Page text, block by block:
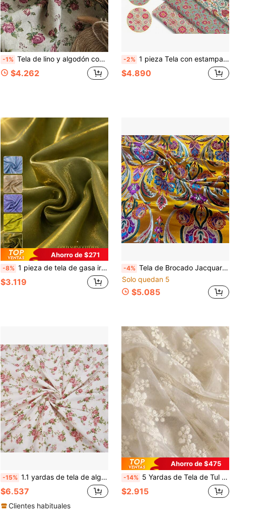
-1% Tela de lino y algodón con estampado floral de rosas románticas, tela texturizada transpirable, estampado floral de rosas vintage, tela ligera, adecuada para vestidos, camisas, faldas, decoración del hogar y proyectos de costura DIY
$4.262
-2% 1 pieza Tela con estampado floral vintage - 59 X 19.68 pulgadas (150 X 50 cm) Tela de poliéster precortada con patrón floral colorido - Adecuada para costura DIY, scrapbooking, manteles y manualidades
$4.890
Ahorro de $271
-8% 1 pieza de tela de gasa iridiscente brillante, tela ligera y brillante para confección de prendas DIY con brillo degradado para vestidos, vestidos de novia, ropa de noche, decoración de bodas y costura DIY
$3.119
-4% Tela de Brocado Jacquard Floral Vintage 75cm de Ancho, Tela Tejida con Flores Ornamentales de Colores Ricos y Llamativos Disponible en 50cm/1Yarda/3Yardas/5Yardas, Textil Damasco de Lujo para Disfraces Chaquetas Bolsos Costura DIY
Solo quedan 5
$5.085
-15% 1.1 yardas de tela de algodón estampada con flores, 63 pulgadas de ancho, patrón de rosas, tela precortada para acolchado hecho a mano, costura y decoración del hogar
$6.537
Clientes habituales
Ahorro de $475
-14% 5 Yardas de Tela de Tul Bordada con Flores Beige Elegante, Bordado Delicado de Enredadera de Flores Blancas en Tela de Malla Suave y Transparente, Ideal para Vestidos de Novia Hechos a Mano, Velos Nupciales, Decoración de Fiestas, Textiles para el Hogar, Manualidades DIY y Confección de Prendas
$2.915